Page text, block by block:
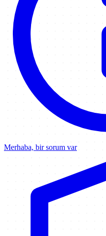
Merhaba, bir sorum var